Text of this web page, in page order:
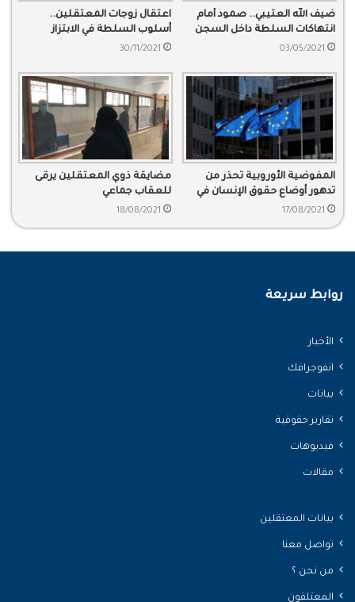
ضيف الله العتيبي.. صمود أمام
انتهاكات السلطة داخل السجن
03/05/2021
اعتقال زوجات المعتقلين..
أسلوب السلطة في الابتزاز
والتنكيل
30/11/2021
المفوضية الأوروبية تحذر من
تدهور أوضاع حقوق الإنسان في
المملكة
17/08/2021
مضايقة ذوي المعتقلين يرقى
للعقاب جماعي
18/08/2021
روابط سريعة
الأخبار
انفوجرافك
بيانات
تقارير حقوقية
فيديوهات
مقالات
بيانات المعتقلين
تواصل معنا
من نحن ؟
المعتلقون